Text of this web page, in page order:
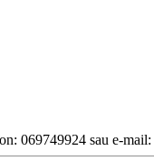
069749924 sau e-mail: